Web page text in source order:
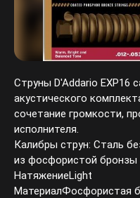
Струны D'Addario EXP16
акустического
сочетание громкости,
исполнителя.
Калибры струн: Сталь
из фосфористой бронзы
НатяжениеLight
МатериалФосфористая